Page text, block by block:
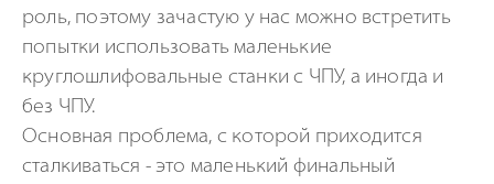
роль, поэтому зачастую у нас можно встретить
попытки использовать маленькие
круглошлифовальные станки с ЧПУ, а иногда и
без ЧПУ.
Основная проблема, с которой приходится
сталкиваться - это маленький финальный